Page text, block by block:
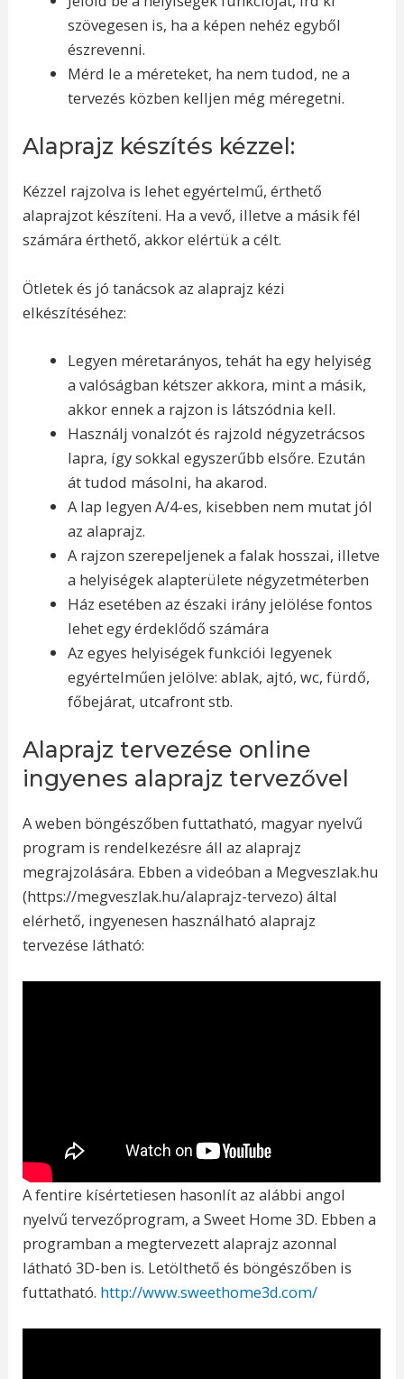
szövegesen is, ha a képen nehéz egyből
észrevenni.
Mérd le a méreteket, ha nem tudod, ne a
tervezés közben kelljen még méregetni.
Alaprajz készítés kézzel:
Kézzel rajzolva is lehet egyértelmű, érthető
alaprajzot készíteni. Ha a vevő, illetve a másik fél
számára érthető, akkor elértük a célt.
Ötletek és jó tanácsok az alaprajz kézi
elkészítéséhez:
Legyen méretarányos, tehát ha egy helyiség
a valóságban kétszer akkora, mint a másik,
akkor ennek a rajzon is látszódnia kell.
Használj vonalzót és rajzold négyzetrácsos
lapra, így sokkal egyszerűbb elsőre. Ezután
át tudod másolni, ha akarod.
A lap legyen A/4-es, kisebben nem mutat jól
az alaprajz.
A rajzon szerepeljenek a falak hosszai, illetve
a helyiségek alapterülete négyzetméterben
Ház esetében az északi irány jelölése fontos
lehet egy érdeklődő számára
Az egyes helyiségek funkciói legyenek
egyértelműen jelölve: ablak, ajtó, wc, fürdő,
főbejárat, utcafront stb.
Alaprajz tervezése online
ingyenes alaprajz tervezővel
A weben böngészőben futtatható, magyar nyelvű
program is rendelkezésre áll az alaprajz
megrajzolására. Ebben a videóban a Megveszlak.hu
(https://megveszlak.hu/alaprajz-tervezo) által
elérhető, ingyenesen használható alaprajz
tervezése látható:
A fentire kísértetiesen hasonlít az alábbi angol
nyelvű tervezőprogram, a Sweet Home 3D. Ebben a
programban a megtervezett alaprajz azonnal
látható 3D-ben is. Letölthető és böngészőben is
futtatható. http://www.sweethome3d.com/